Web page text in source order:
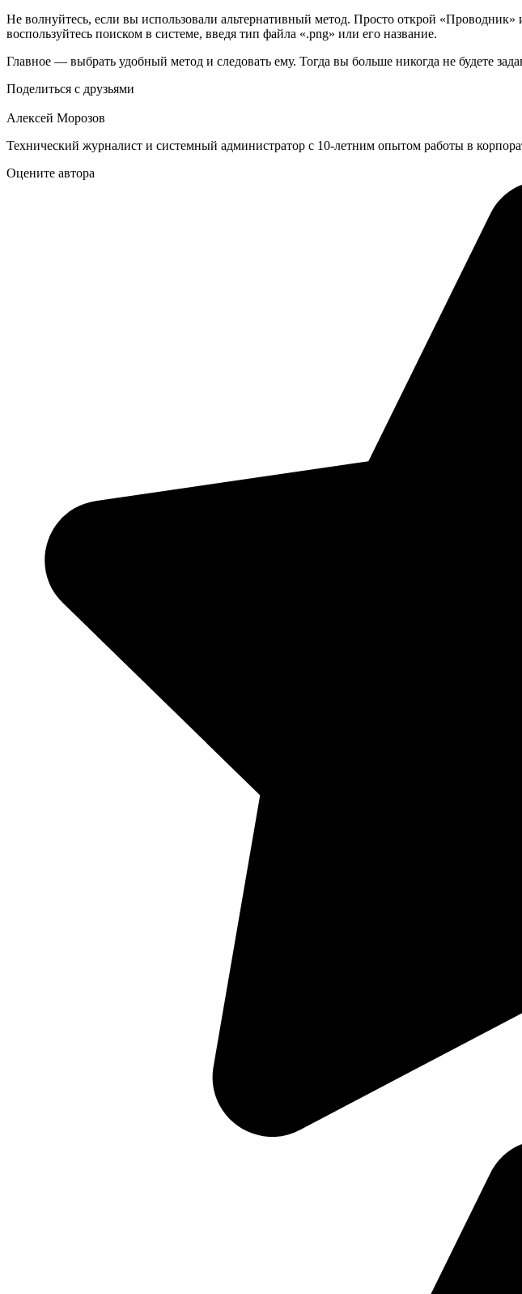
Не волнуйтесь, если вы использовали альтернативный метод. Просто открой
воспользуйтесь поиском в системе, введя тип файла «.png» или его название.
Главное — выбрать удобный метод и следовать ему. Тогда вы больше никогда не будете
Поделиться с друзьями
Алексей Морозов
Технический журналист и системный администратор с 10‑летним опытом работы в
Оцените автора